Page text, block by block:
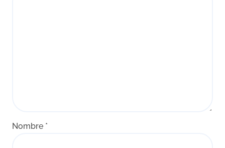
Nombre *